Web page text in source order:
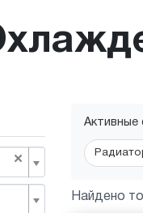
×
Активные
Найдено